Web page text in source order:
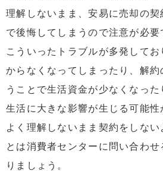
理解しないまま、安易に売却の契
で後悔してしまうので注意が必
こういったトラブルが多発して
からなくなってしまったり、解約
うことで生活資金が少なくなっ
生活に大きな影響が生じる可能性
よく理解しないまま契約をしない
とは消費者センターに問い合わせ
りましょう。